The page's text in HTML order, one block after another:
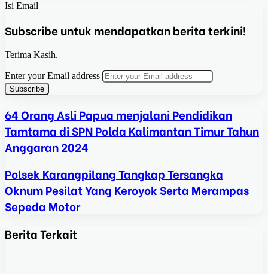
Isi Email
Subscribe untuk mendapatkan berita terkini!
Terima Kasih.
Enter your Email address
64 Orang Asli Papua menjalani Pendidikan
Tamtama di SPN Polda Kalimantan Timur Tahun
Anggaran 2024
Polsek Karangpilang Tangkap Tersangka
Oknum Pesilat Yang Keroyok Serta Merampas
Sepeda Motor
Berita Terkait